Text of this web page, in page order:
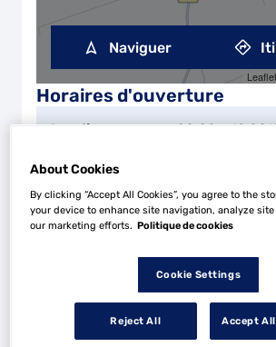
Horaires d'ouverture
Lundi 08:00 - 12:00
Mardi
Mercredi 08:00 - 12:00
08:00 - 12:00
Vendredi 08:00 - 12:00
Leaflet
Naviguer
About Cookies
By clicking “Accept All Cookies”, you agree to the
your device to enhance site navigation, analyze
our marketing efforts. Politique de cookies
Cookie Settings
Reject All Accept